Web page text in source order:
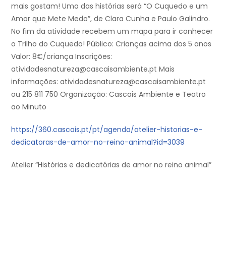
mais gostam! Uma das histórias será “O Cuquedo e um
Amor que Mete Medo”, de Clara Cunha e Paulo Galindro.
No fim da atividade recebem um mapa para ir conhecer
o Trilho do Cuquedo! Público: Crianças acima dos 5 anos
Valor: 8€/criança Inscrições:
atividadesnatureza@cascaisambiente.pt Mais
informações: atividadesnatureza@cascaisambiente.pt
ou 215 811 750 Organização: Cascais Ambiente e Teatro
ao Minuto
https://360.cascais.pt/pt/agenda/atelier-historias-e-
dedicatoras-de-amor-no-reino-animal?id=3039
Atelier “Histórias e dedicatórias de amor no reino animal”